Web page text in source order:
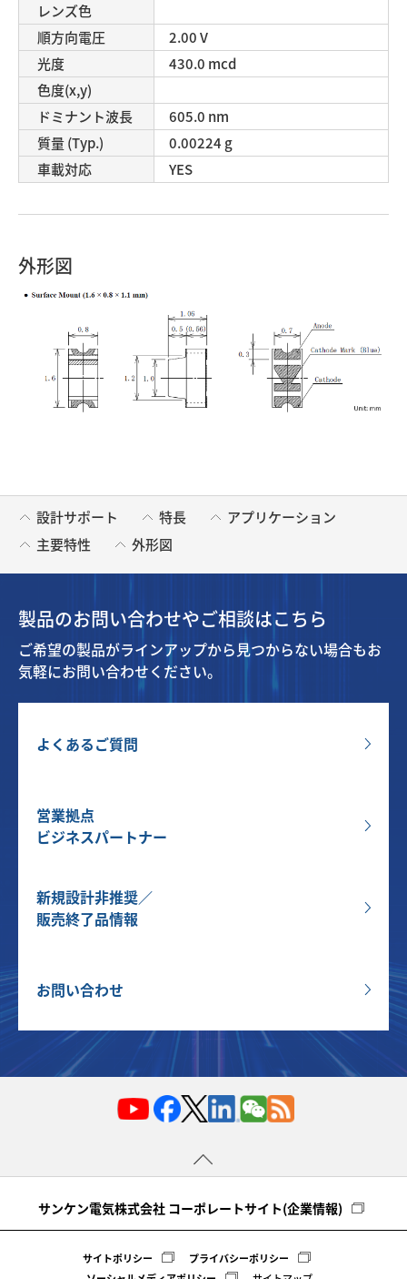
レンズ色
順方向電圧
2.00 V
光度
430.0 mcd
色度(x,y)
ドミナント波長
605.0 nm
質量 (Typ.)
0.00224 g
車載対応
YES
外形図
設計サポート 特長
アプリケーション
主要特性
外形図
製品のお問い合わせやご相談はこちら
ご希望の製品がラインアップから見つからない場合もお
気軽にお問い合わせください。
よくあるご質問
営業拠点
ビジネスパートナー
新規設計非推奨／
販売終了品情報
お問い合わせ
サンケン電気株式会社 コーポレートサイト(企業情報)
サイトポリシー
プライバシーポリシー